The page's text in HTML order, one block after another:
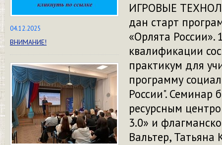
04.12.2025
ВНИМАНИЕ!
ИГРОВЫЕ
дан старт
«Орлята
квалификации
практикум для
программу
России". Семинар
ресурсным
3.0» и
Вальтер, Татьяна